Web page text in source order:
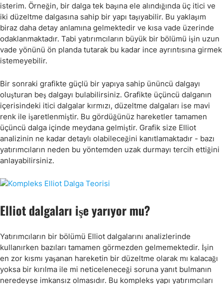
isterim. Örneğin, bir dalga tek başına ele alındığında üç itici ve
iki düzeltme dalgasına sahip bir yapı taşıyabilir. Bu yaklaşım
biraz daha detay anlamına gelmektedir ve kısa vade üzerinde
odaklanmaktadır. Tabi yatırımcıların büyük bir bölümü işin uzun
vade yönünü ön planda tutarak bu kadar ince ayrıntısına girmek
istemeyebilir.
Bir sonraki grafikte güçlü bir yapıya sahip ününcü dalgayı
oluşturan beş dalgayı bulabilirsiniz. Grafikte üçüncü dalganın
içerisindeki itici dalgalar kırmızı, düzeltme dalgaları ise mavi
renk ile işaretlenmiştir. Bu gördüğünüz hareketler tamamen
üçüncü dalga içinde meydana gelmiştir. Grafik size Elliot
analizinin ne kadar detaylı olabileceğini kanıtlamaktadır - bazı
yatırımcıların neden bu yöntemden uzak durmayı tercih ettiğini
anlayabilirsiniz.
Elliot dalgaları işe yarıyor mu?
Yatırımcıların bir bölümü Elliot dalgalarını analizlerinde
kullanırken bazıları tamamen görmezden gelmemektedir. İşin
en zor kısmı yaşanan hareketin bir düzeltme olarak mı kalacağı
yoksa bir kırılma ile mi neticeleneceği soruna yanıt bulmanın
neredeyse imkansız olmasıdır. Bu kompleks yapı yatırımcıları